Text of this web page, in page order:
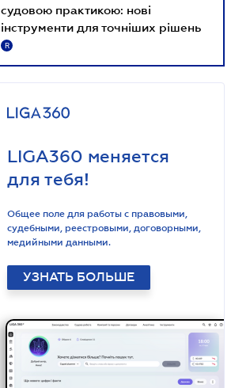
судовою практикою: нові
інструменти для точніших рішень
R
LIGA360 меняется
для тебя!
Общее поле для работы с правовыми,
судебными, реестровыми, договорными,
медийными данными.
УЗНАТЬ БОЛЬШЕ